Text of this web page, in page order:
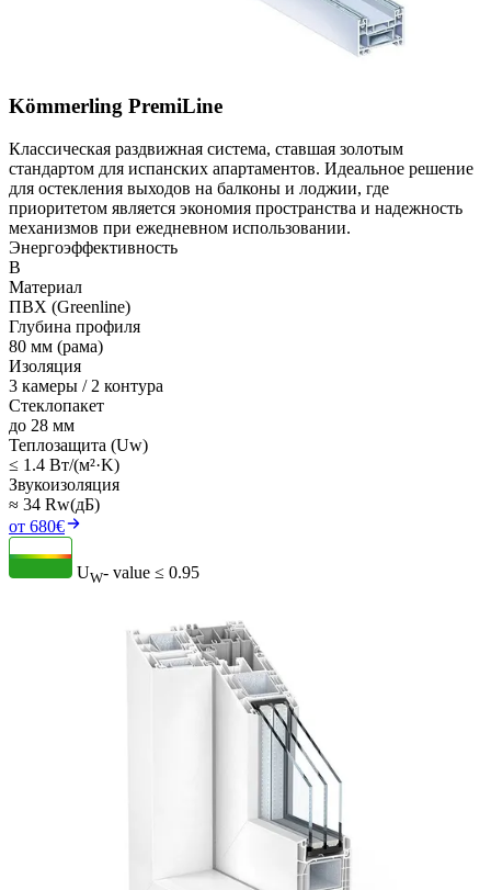
Kömmerling PremiLine
Классическая раздвижная система, ставшая золотым
стандартом для испанских апартаментов. Идеальное решение
для остекления выходов на балконы и лоджии, где
приоритетом является экономия пространства и надежность
механизмов при ежедневном использовании.
Энергоэффективность
B
Материал
ПВХ (Greenline)
Глубина профиля
80 мм (рама)
Изоляция
3 камеры / 2 контура
Стеклопакет
до 28 мм
Теплозащита (Uw)
≤ 1.4 Вт/(м²·K)
Звукоизоляция
≈ 34 Rw(дБ)
от 680€
UW- value ≤ 0.95